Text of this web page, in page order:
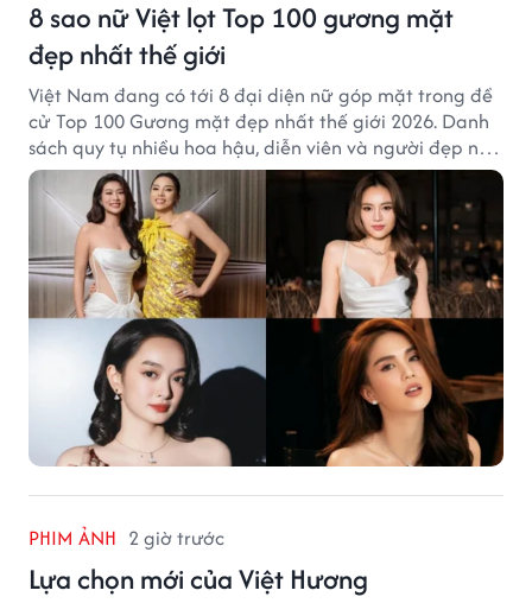
8 sao nữ Việt lọt Top 100 gương mặt
đẹp nhất thế giới
Việt Nam đang có tới 8 đại diện nữ góp mặt trong đề
cử Top 100 Gương mặt đẹp nhất thế giới 2026. Danh
sách quy tụ nhiều hoa hậu, diễn viên và người đẹp nổi
tiếng của showbiz Việt.
PHIM ẢNH 2 giờ trước
Lựa chọn mới của Việt Hương